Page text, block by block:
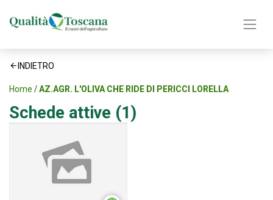
INDIETRO
Home AZ.AGR. L'OLIVA CHE RIDE DI PERICCI LORELLA
Schede attive (1)